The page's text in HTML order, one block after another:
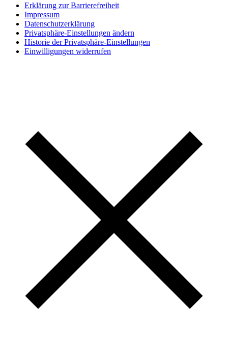
Erklärung zur Barrierefreiheit
Impressum
Datenschutzerklärung
Privatsphäre-Einstellungen ändern
Historie der Privatsphäre-Einstellungen
Einwilligungen widerrufen